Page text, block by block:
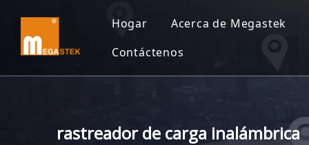
Hogar Acerca de Megastek
Contáctenos
rastreador de carga inalámbrica